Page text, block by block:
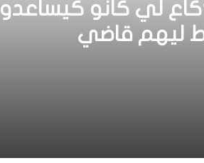
لي كانو كيساعدو
ليهم قاضي